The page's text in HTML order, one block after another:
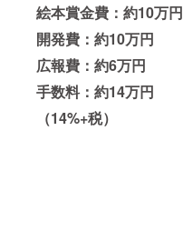
絵本賞金費：約10万円
開発費：約10万円
広報費：約6万円
手数料：約14万円
（14%+税）